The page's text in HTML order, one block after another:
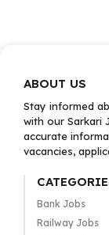
ABOUT US
Stay informed
with our Sarkari
accurate
vacancies,
Bank Jobs
Railway Jobs